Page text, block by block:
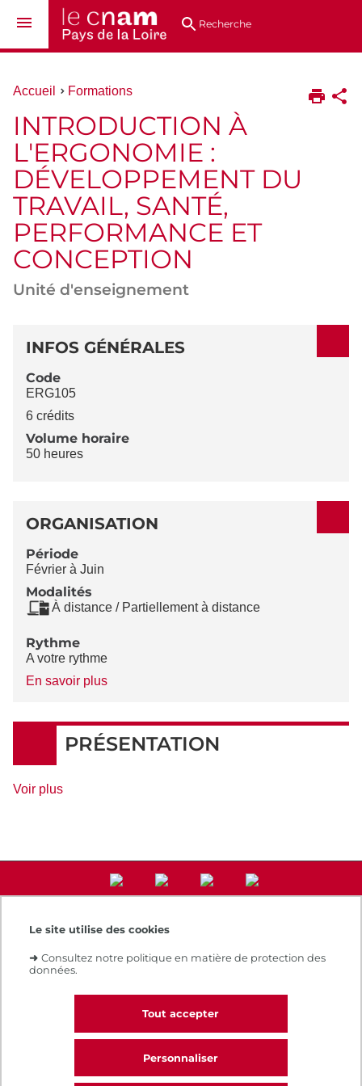
Le site utilise des cookies
➜ Consultez notre politique en matière de protection des
données.
Tout accepter
Personnaliser
au
directsRecherche
Vous
ici :
Accueil Formations
INTRODUCTION À
L'ERGONOMIE :
DÉVELOPPEMENT DU
TRAVAIL, SANTÉ,
PERFORMANCE ET
CONCEPTION
Unité d'enseignement
CALL
DÉTAILS
INFOS GÉNÉRALES
Code
ERG105
6 crédits
Volume horaire
50 heures
ORGANISATION
Période
Février à Juin
Modalités
À distance / Partiellement à distance
Rythme
A votre rythme
En savoir plusà
Rythme
PRÉSENTATION
Voir plusde
Accès direct
Notre e-boutique
Le Cnam recrute
Contacts et plans d'accès
Réclamations